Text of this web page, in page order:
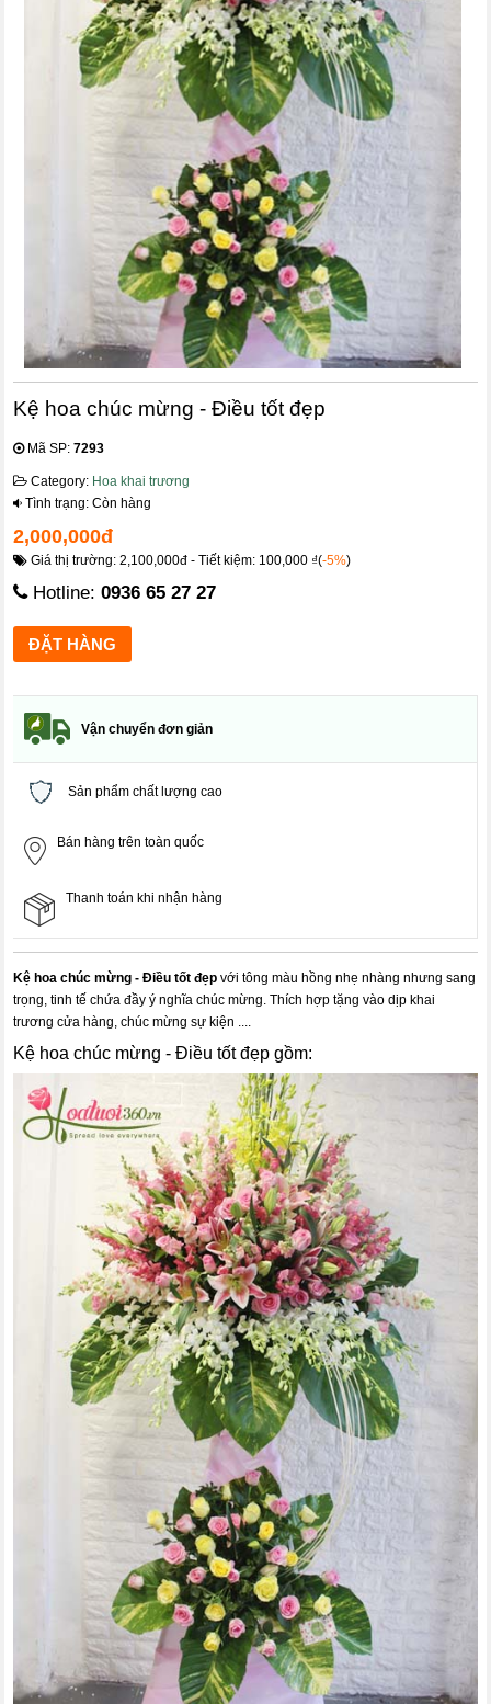
Kệ hoa chúc mừng - Điều tốt đẹp
Mã SP:7293
Category: Hoa khai trương
Tình trạng: Còn hàng
2,000,000đ
Giá thị trường: 2,100,000đ - Tiết kiệm: 100,000 ₫(-5%)
Hotline:0936 65 27 27
Vận chuyển đơn giản
Sản phẩm chất lượng cao
Bán hàng trên toàn quốc
Thanh toán khi nhận hàng
Kệ hoa chúc mừng - Điều tốt đẹp với tông màu hồng nhẹ nhàng nhưng sang
trọng, tinh tế chứa đầy ý nghĩa chúc mừng. Thích hợp tặng vào dịp khai
trương cửa hàng, chúc mừng sự kiện ....
Kệ hoa chúc mừng - Điều tốt đẹp gồm: